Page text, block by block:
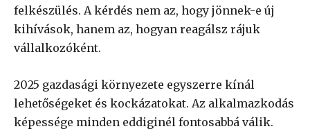
felkészülés. A kérdés nem az, hogy jönnek-e új
kihívások, hanem az, hogyan reagálsz rájuk
vállalkozóként.
2025 gazdasági környezete egyszerre kínál
lehetőségeket és kockázatokat. Az alkalmazkodás
képessége minden eddiginél fontosabbá válik.